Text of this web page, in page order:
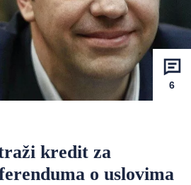
6
kredit za
o uslovima